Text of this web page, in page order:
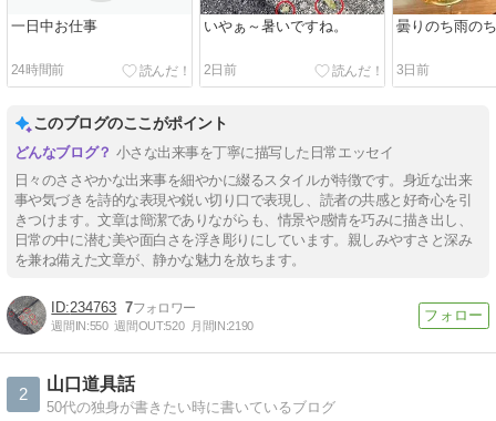
一日中お仕事
24時間前
いやぁ～暑いですね。
2日前
曇りのち雨の
3日前
このブログのここがポイント
小さな出来事を丁寧に描写した日常エッセイ
日々のささやかな出来事を細やかに綴るスタイルが特徴です。身近な出来
事や気づきを詩的な表現や鋭い切り口で表現し、読者の共感と好奇心を引
きつけます。文章は簡潔でありながらも、情景や感情を巧みに描き出し、
日常の中に潜む美や面白さを浮き彫りにしています。親しみやすさと深み
を兼ね備えた文章が、静かな魅力を放ちます。
234763 7
週間IN:550 週間OUT:520 月間IN:2190
2
山口道具話
50代の独身が書きたい時に書いているブログ